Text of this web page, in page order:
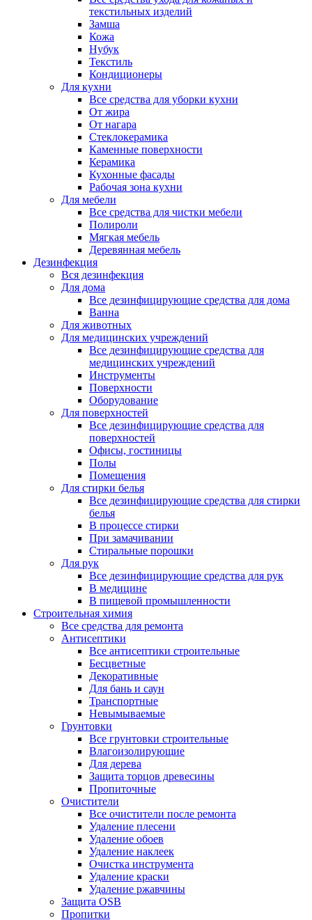
текстильных изделий
Замша
Кожа
Нубук
Текстиль
Кондиционеры
Для кухни
Все средства для уборки кухни
От жира
От нагара
Стеклокерамика
Каменные поверхности
Керамика
Кухонные фасады
Рабочая зона кухни
Для мебели
Все средства для чистки мебели
Полироли
Мягкая мебель
Деревянная мебель
Дезинфекция
Вся дезинфекция
Для дома
Все дезинфицирующие средства для дома
Ванна
Для животных
Для медицинских учреждений
Все дезинфицирующие средства для
медицинских учреждений
Инструменты
Поверхности
Оборудование
Для поверхностей
Все дезинфицирующие средства для
поверхностей
Офисы, гостиницы
Полы
Помещения
Для стирки белья
Все дезинфицирующие средства для стирки
белья
В процессе стирки
При замачивании
Стиральные порошки
Для рук
Все дезинфицирующие средства для рук
В медицине
В пищевой промышленности
Строительная химия
Все средства для ремонта
Антисептики
Все антисептики строительные
Бесцветные
Декоративные
Для бань и саун
Транспортные
Невымываемые
Грунтовки
Все грунтовки строительные
Влагоизолирующие
Для дерева
Защита торцов древесины
Пропиточные
Очистители
Все очистители после ремонта
Удаление плесени
Удаление обоев
Удаление наклеек
Очистка инструмента
Удаление краски
Удаление ржавчины
Защита OSB
Пропитки